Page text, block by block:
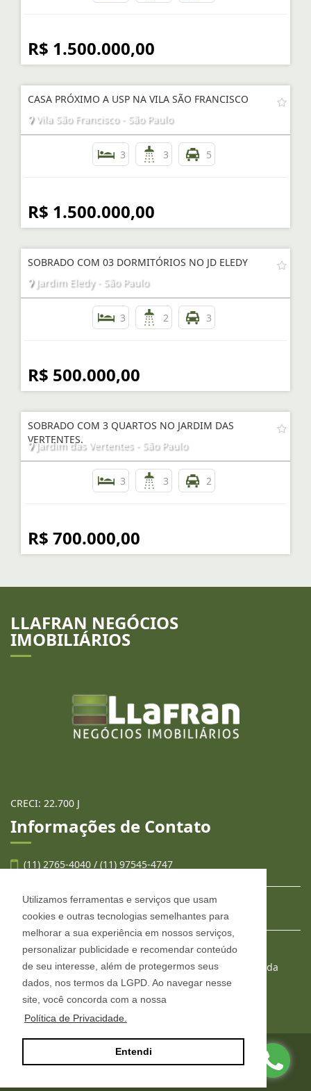
Utilizamos ferramentas e serviços que usam
cookies e outras tecnologias semelhantes para
melhorar a sua experiência em nossos serviços,
personalizar publicidade e recomendar conteúdo
de seu interesse, além de protegermos seus
dados, nos termos da LGPD. Ao navegar nesse
site, você concorda com a nossa
Política de Privacidade.
Entendi
R$ 1.500.000,00
CASA PRÓXIMO A USP NA VILA SÃO FRANCISCO
Vila São Francisco - São Paulo
3 3 5
R$ 1.500.000,00
SOBRADO COM 03 DORMITÓRIOS NO JD ELEDY
Jardim Eledy - São Paulo
3 2 3
R$ 500.000,00
SOBRADO COM 3 QUARTOS NO JARDIM DAS
VERTENTES.
Jardim das Vertentes - São Paulo
3 3 2
R$ 700.000,00
LLAFRAN NEGÓCIOS
IMOBILIÁRIOS
CRECI: 22.700 J
Informações de Contato
(11) 2765-4040 / (11) 97545-4747
LLAFRAN NEGÓCIOS IMOBILIÁRIOS
Estr. São Francisco, 2008, conjunto 303, Jardim Wanda
Taboão da Serra - São Paulo
CEP: 06765-904
ImóvelOffice© - Todos os direitos reservados